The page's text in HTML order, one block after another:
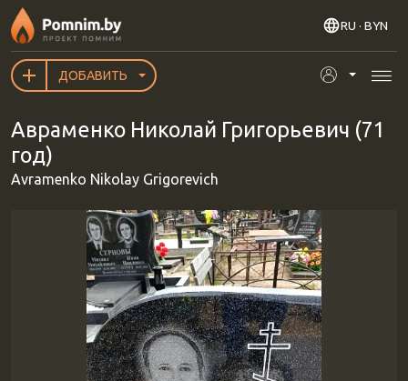
Перейти к основному содержанию
RU · BYN
ДОБАВИТЬ
Авраменко Николай Григорьевич (71
год)
Avramenko Nikolay Grigorevich